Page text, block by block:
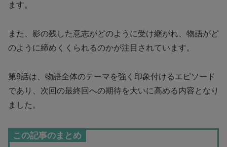
ます。
また、影の残した意志がどのように受け継がれ、物語がど
のように締めくくられるのかが注目されています。
第9話は、物語全体のテーマを強く印象付けるエピソード
であり、次回の最終回への期待を大いに高める内容となり
ました。
この記事のまとめ